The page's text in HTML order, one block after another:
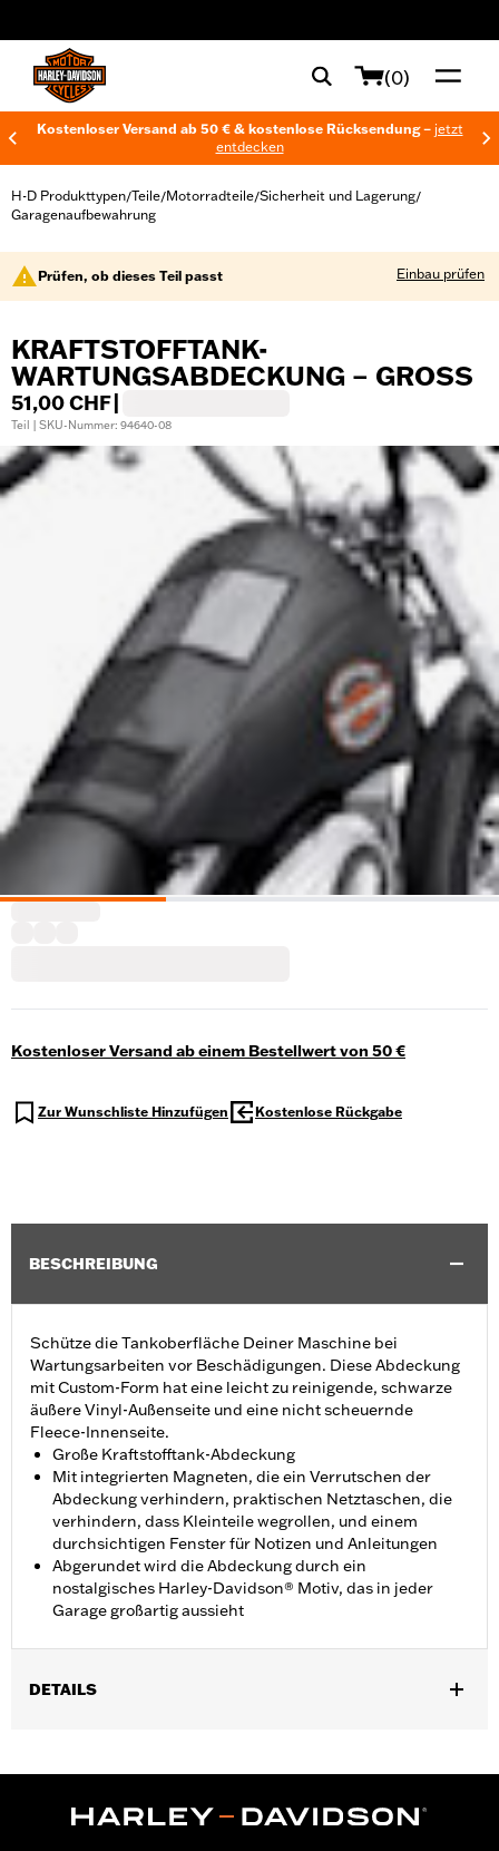
(0)
Kostenloser Versand ab 50 € & kostenlose Rücksendung – jetzt
entdecken
H-D Produkttypen/Teile/Motorradteile/Sicherheit und Lagerung/
Garagenaufbewahrung
Prüfen, ob dieses Teil passt Einbau prüfen
KRAFTSTOFFTANK-
WARTUNGSABDECKUNG – GROSS
51,00 CHF
Teil | SKU-Nummer: 94640-08
Kostenloser Versand ab einem Bestellwert von 50 €
Zur Wunschliste Hinzufügen Kostenlose Rückgabe
BESCHREIBUNG
Schütze die Tankoberfläche Deiner Maschine bei
Wartungsarbeiten vor Beschädigungen. Diese Abdeckung
mit Custom-Form hat eine leicht zu reinigende, schwarze
äußere Vinyl-Außenseite und eine nicht scheuernde
Fleece-Innenseite.
Große Kraftstofftank-Abdeckung
Mit integrierten Magneten, die ein Verrutschen der
Abdeckung verhindern, praktischen Netztaschen, die
verhindern, dass Kleinteile wegrollen, und einem
durchsichtigen Fenster für Notizen und Anleitungen
Abgerundet wird die Abdeckung durch ein
nostalgisches Harley-Davidson® Motiv, das in jeder
Garage großartig aussieht
DETAILS
In Einheiten erhältlich:Jeweils